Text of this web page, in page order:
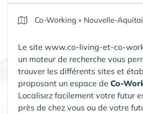
Co-Working » Nouvelle-
Le site www.co-living-et-co-
un moteur de recherche vous
trouver les différents sites et
proposant un espace de Co-
Localisez facilement votre futur
près de chez vous ou de votre